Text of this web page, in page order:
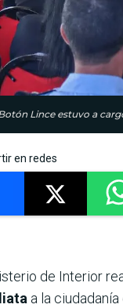
Lince estuvo a
en redes
de Interior
a la